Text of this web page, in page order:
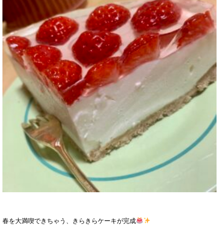
春を大満喫できちゃう、きらきらケーキが完成